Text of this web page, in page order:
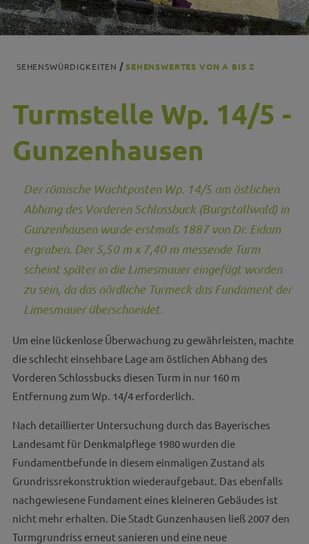
SEHENSWÜRDIGKEITEN SEHENSWERTES VON A BIS Z
Turmstelle Wp. 14/5 -
Gunzenhausen
Der römische Wachtposten Wp. 14/5 am östlichen
Abhang des Vorderen Schlossbuck (Burgstallwald) in
Gunzenhausen wurde erstmals 1887 von Dr. Eidam
ergraben. Der 5,50 m x 7,40 m messende Turm
scheint später in die Limesmauer eingefügt worden
zu sein, da das nördliche Turmeck das Fundament der
Limesmauer überschneidet.
Um eine lückenlose Überwachung zu gewährleisten, machte
die schlecht einsehbare Lage am östlichen Abhang des
Vorderen Schlossbucks diesen Turm in nur 160 m
Entfernung zum Wp. 14/4 erforderlich.
Nach detaillierter Untersuchung durch das Bayerisches
Landesamt für Denkmalpflege 1980 wurden die
Fundamentbefunde in diesem einmaligen Zustand als
Grundrissrekonstruktion wiederaufgebaut. Das ebenfalls
nachgewiesene Fundament eines kleineren Gebäudes ist
nicht mehr erhalten. Die Stadt Gunzenhausen ließ 2007 den
Turmgrundriss erneut sanieren und eine neue